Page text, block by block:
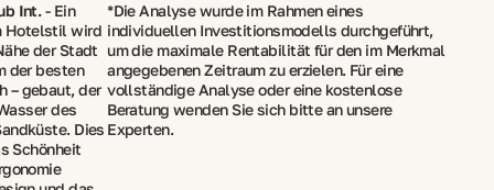
Int.- Ein
Hotelstil wird
der Stadt
der besten
– gebaut, der
des
Dies
Schönheit
*Die Analyse wurde im Rahmen eines
individuellen Investitionsmodells durchgeführt,
um die maximale Rentabilität für den im Merkmal
angegebenen Zeitraum zu erzielen. Für eine
vollständige Analyse oder eine kostenlose
Beratung wenden Sie sich bitte an unsere
Experten.